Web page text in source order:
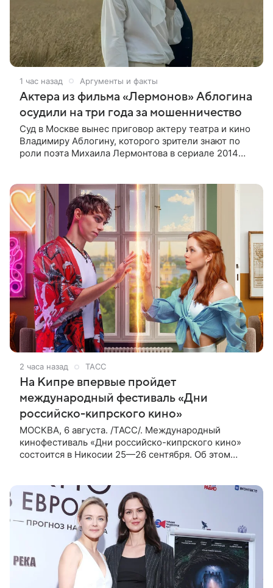
1 час назад Аргументы и факты
Актера из фильма «Лермонов» Аблогина
осудили на три года за мошенничество
Суд в Москве вынес приговор актеру театра и кино
Владимиру Аблогину, которого зрители знают по
роли поэта Михаила Лермонтова в сериале 2014
2 часа назад ТАСС
На Кипре впервые пройдет
международный фестиваль «Дни
российско-кипрского кино»
МОСКВА, 6 августа. /ТАСС/. Международный
кинофестиваль «Дни российско-кипрского кино»
состоится в Никосии 25—26 сентября. Об этом